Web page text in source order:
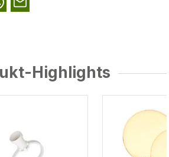
Highlights